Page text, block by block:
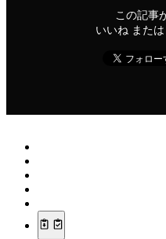
この記事
いいね また